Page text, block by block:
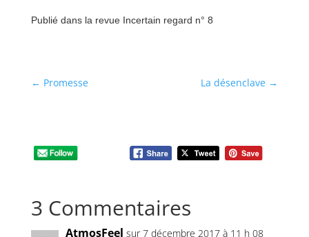
Publié dans la revue Incertain regard n° 8
← Promesse La désenclave →
3 Commentaires
AtmosFeel sur 7 décembre 2017 à 11 h 08